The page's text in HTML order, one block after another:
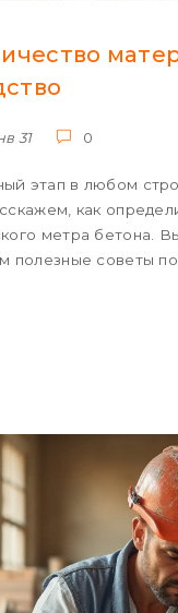
31 0
этап в любом
как
метра бетона.
полезные советы